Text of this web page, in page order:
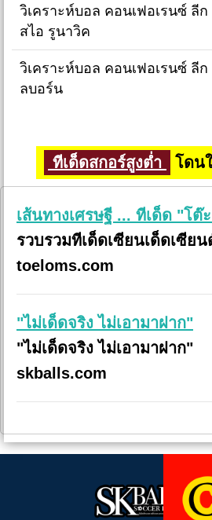
วิเคราะห์บอล คอนเฟอเรนซ์ ลีก
สไอ รูนาวิค
วิเคราะห์บอล คอนเฟอเรนซ์ ลี
ลบอร์น
ทีเด็ดสกอร์สูงต่ำ โดน
เส้นทางเศรษฐี ... ทีเด็ด "โต๊
รวบรวมทีเด็ดเซียนเด็ดเซียน
toeloms.com
"ไม่เด็ดจริง ไม่เอามาฝาก"
"ไม่เด็ดจริง ไม่เอามาฝาก"
skballs.com